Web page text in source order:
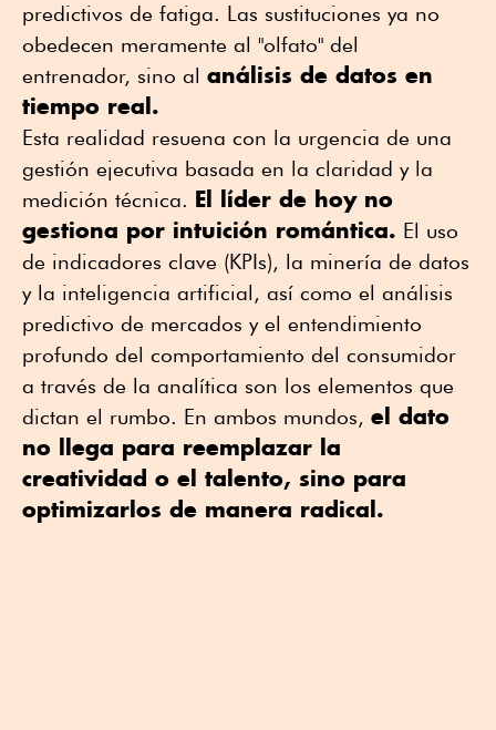
predictivos de fatiga. Las sustituciones ya no
obedecen meramente al "olfato" del
entrenador, sino al análisis de datos en
tiempo real.
Esta realidad resuena con la urgencia de una
gestión ejecutiva basada en la claridad y la
medición técnica. El líder de hoy no
gestiona por intuición romántica. El uso
de indicadores clave (KPIs), la minería de datos
y la inteligencia artificial, así como el análisis
predictivo de mercados y el entendimiento
profundo del comportamiento del consumidor
a través de la analítica son los elementos que
dictan el rumbo. En ambos mundos, el dato
no llega para reemplazar la
creatividad o el talento, sino para
optimizarlos de manera radical.